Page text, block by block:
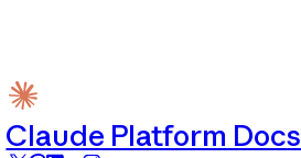
Claude Platform Docs